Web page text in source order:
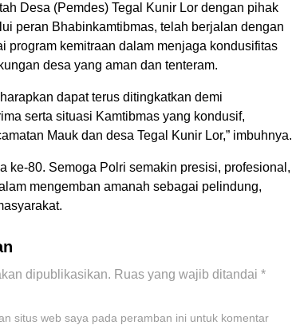
Desa (Pemdes) Tegal Kunir Lor dengan pihak
peran Bhabinkamtibmas, telah berjalan dengan
program kemitraan dalam menjaga kondusifitas
desa yang aman dan tenteram.
dapat terus ditingkatkan demi
serta situasi Kamtibmas yang kondusif,
Mauk dan desa Tegal Kunir Lor,” imbuhnya.
ke-80. Semoga Polri semakin presisi, profesional,
mengemban amanah sebagai pelindung,
dipublikasikan. Ruas yang wajib ditandai *
situs web saya pada peramban ini untuk komentar